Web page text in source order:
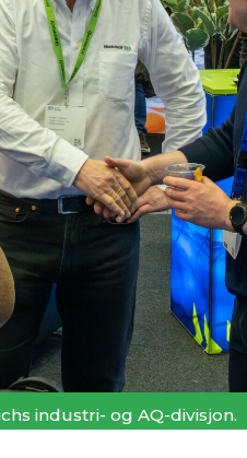
industri- og AQ-divisjon.